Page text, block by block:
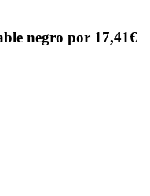
negro por 17,41€